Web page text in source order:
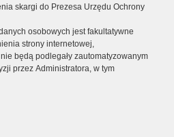
skargi do Prezesa Urzędu Ochrony
osobowych jest fakultatywne
strony internetowej,
będą podlegały zautomatyzowanym
przez Administratora, w tym